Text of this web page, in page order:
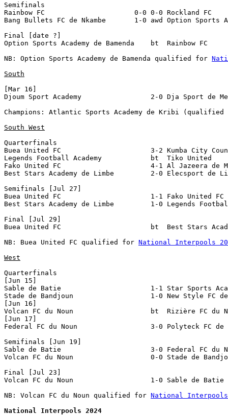
Semifinals
Rainbow FC                      0-0 0-0 Rockland
Bang Bullets FC de Nkambe       1-0 awd Option Sports
Final [date ?]
Option Sports Academy de Bamenda    bt  Rainbow FC
NB: Option Sports Academy de Bamenda qualified for
South
[Mar 16]
Djoum Sport Academy                 2-0 Dja Sport de
Champions: Atlantic Sports Academy de Kribi
South West
Quarterfinals
Buea United FC                      3-2 Kumba City
Legends Football Academy            bt  Tiko United
Fako United FC                      4-1 Al Jazeera de
Best Stars Academy de Limbe         2-0 Elecsport de
Semifinals [Jul 27]
Buea United FC                      1-1 Fako
Best Stars Academy de Limbe         1-0 Legends Football
Final [Jul 29]
Buea United FC                      bt  Best Stars
NB: Buea United FC qualified for National Interpools
West
Quarterfinals
[Jun 15]
Sable de Batie                      1-1 Star Sports
Stade de Bandjoun                   1-0 New Style FC de
[Jun 16]
Volcan FC du Noun                   bt  Rizière FC du
[Jun 17]
Federal FC du Noun                  3-0 Polyteck FC de
Semifinals [Jun 19]
Sable de Batie                      3-0 Federal FC du
Volcan FC du Noun                   0-0 Stade de
Final [Jul 23]
Volcan FC du Noun                   1-0 Sable de Batie
NB: Volcan FC du Noun qualified for National Interpools
National Interpools 2024